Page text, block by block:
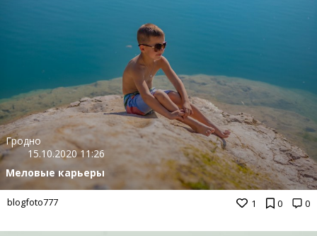
1 0 0
Гродно
15.10.2020 11:26
Меловые карьеры
blogfoto777